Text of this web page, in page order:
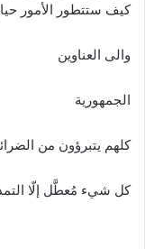
كيف ستتطور الأمور
والى العناوين
الجمهورية
كلهم يتبرؤون من
كل شيء مُعطَّل إلّا